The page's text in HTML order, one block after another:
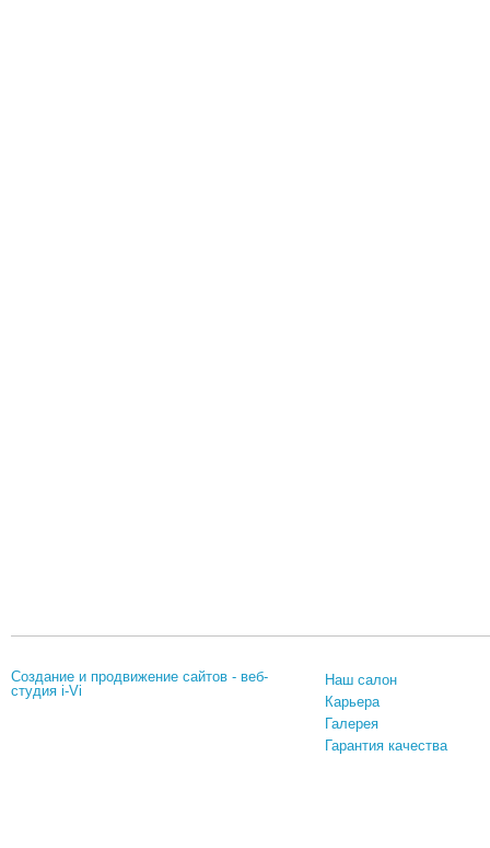
Создание и продвижение сайтов - веб-
студия i-Vi
Наш салон
Карьера
Галерея
Гарантия качества